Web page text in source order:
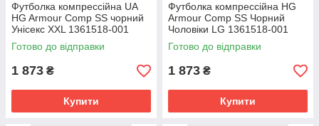
Футболка компрессійна UA
HG Armour Comp SS чорний
Унісекс XXL 1361518-001
Готово до відправки
1 873 ₴
Купити
Футболка компрессійна HG
Armour Comp SS Чорний
Чоловіки LG 1361518-001
Готово до відправки
1 873 ₴
Купити